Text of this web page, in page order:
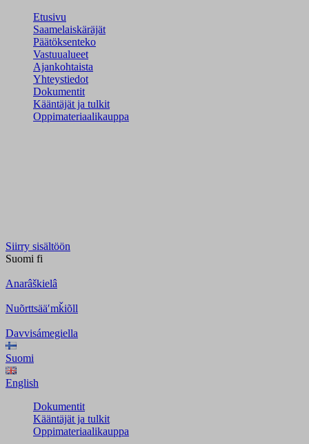
Etusivu
Saamelaiskäräjät
Päätöksenteko
Vastuualueet
Ajankohtaista
Yhteystiedot
Dokumentit
Kääntäjät ja tulkit
Oppimateriaalikauppa
Siirry sisältöön
Suomi fi
Anarâškielâ
Nuõrttsääʹmǩiõll
Davvisámegiella
Suomi
English
Dokumentit
Kääntäjät ja tulkit
Oppimateriaalikauppa